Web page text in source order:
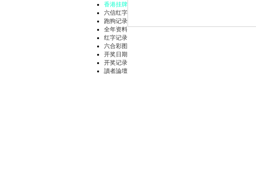
香港挂牌
六信红字
跑狗记录
全年资料
红字记录
六合彩图
开奖日期
开奖记录
讀者論壇